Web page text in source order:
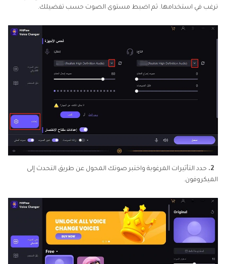
ترغب في استخدامها. ثم اضبط مستوى الصوت حسب تفضيلك.
2.
حدد التأثيرات المرغوبة واختبر صوتك المحول عن طريق التحدث إلى
الميكروفون.